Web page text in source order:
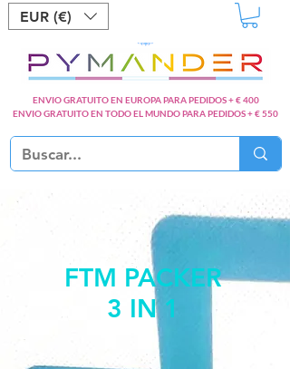
ENVIO GRATUITO EN EUROPA PARA PEDIDOS + € 400
ENVIO GRATUITO EN TODO EL MUNDO PARA PEDIDOS + € 550
EUR (€)
FTM PACKER
3 IN 1